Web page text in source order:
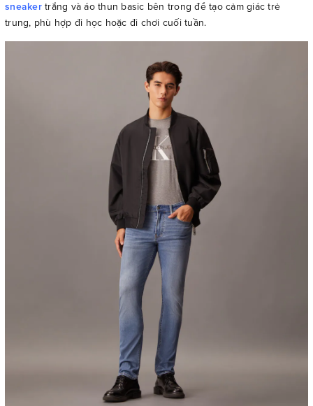
sneakertrắng và áo thun basic bên trong để tạo cảm giác trẻ
trung, phù hợp đi học hoặc đi chơi cuối tuần.